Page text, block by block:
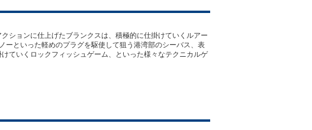
ションに仕上げたブランクスは、積極的に仕掛けていくルアー
といった軽めのプラグを駆使して狙う港湾部のシーバス、表
ていくロックフィッシュゲーム、といった様々なテクニカルゲ